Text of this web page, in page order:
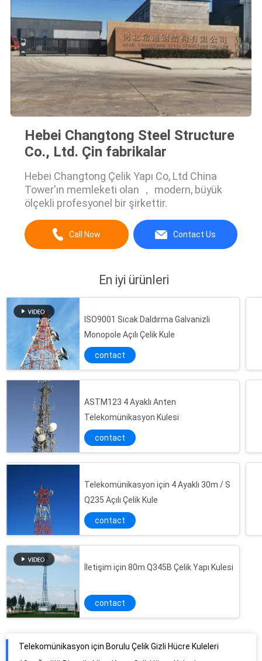
Hebei Changtong Steel Structure
Co., Ltd. Çin fabrikalar
Hebei Changtong Çelik Yapı Co, Ltd China
Tower'ın memleketi olan ， modern, büyük
ölçekli profesyonel bir şirkettir.
Call Now Contact Us
En iyi ürünleri
ISO9001 Sıcak Daldırma Galvanizli
Monopole Açılı Çelik Kule
contact
ASTM123 4 Ayaklı Anten
Telekomünikasyon Kulesi
contact
Telekomünikasyon için 4 Ayaklı 30m / S
Q235 Açılı Çelik Kule
contact
İletişim için 80m Q345B Çelik Yapı Kulesi
contact
Telekomünikasyon için Borulu Çelik Gizli Hücre Kuleleri
10m Örtülü Biyonik Ağaç Kamuflajlı Hücre Kulesi